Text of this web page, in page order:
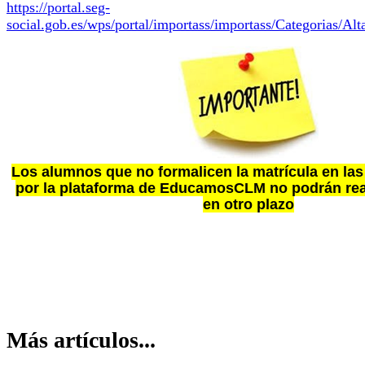
https://portal.seg-
social.gob.es/wps/portal/importass/importass/Categorias/
Los alumnos que no formalicen la matrícula en
por la plataforma de EducamosCLM no podrán
en otro plazo
Más artículos...